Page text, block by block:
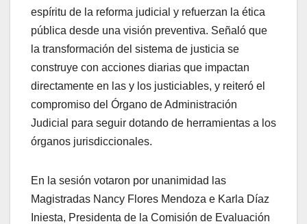
espíritu de la reforma judicial y refuerzan la ética
pública desde una visión preventiva. Señaló que
la transformación del sistema de justicia se
construye con acciones diarias que impactan
directamente en las y los justiciables, y reiteró el
compromiso del Órgano de Administración
Judicial para seguir dotando de herramientas a los
órganos jurisdiccionales.
En la sesión votaron por unanimidad las
Magistradas Nancy Flores Mendoza e Karla Díaz
Iniesta, Presidenta de la Comisión de Evaluación